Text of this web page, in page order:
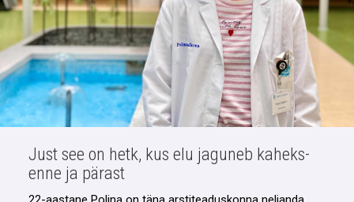
Just see on hetk, kus elu jaguneb kaheks-
enne ja pärast